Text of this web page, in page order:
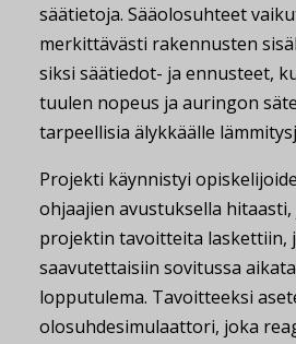
säätietoja. Sääolosuhteet
merkittävästi rakennusten
siksi säätiedot- ja ennusteet,
tuulen nopeus ja auringon
tarpeellisia älykkäälle
Projekti käynnistyi
ohjaajien avustuksella
projektin tavoitteita laskettiin,
saavutettaisiin sovitussa
lopputulema. Tavoitteeksi
olosuhdesimulaattori, joka